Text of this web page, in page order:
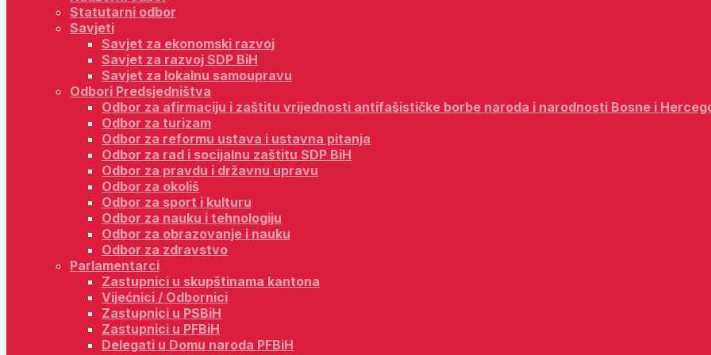
Statutarni odbor
Savjeti
Savjet za ekonomski razvoj
Savjet za razvoj SDP BiH
Savjet za lokalnu samoupravu
Odbori Predsjedništva
Odbor za afirmaciju i zaštitu vrijednosti antifašističke borbe naroda i narodnosti Bosne i
Odbor za turizam
Odbor za reformu ustava i ustavna pitanja
Odbor za rad i socijalnu zaštitu SDP BiH
Odbor za pravdu i državnu upravu
Odbor za okoliš
Odbor za sport i kulturu
Odbor za nauku i tehnologiju
Odbor za obrazovanje i nauku
Odbor za zdravstvo
Parlamentarci
Zastupnici u skupštinama kantona
Vijećnici / Odbornici
Zastupnici u PSBiH
Zastupnici u PFBiH
Delegati u Domu naroda PFBiH